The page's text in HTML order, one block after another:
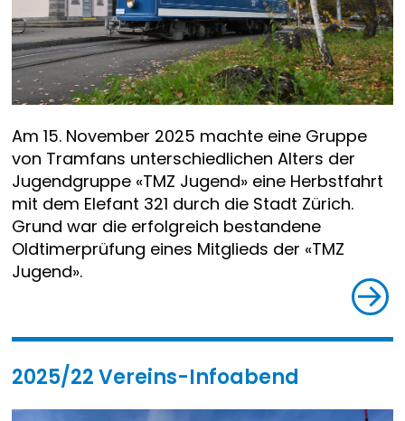
Am 15. November 2025 machte eine Gruppe
von Tramfans unterschiedlichen Alters der
Jugendgruppe «TMZ Jugend» eine Herbstfahrt
mit dem Elefant 321 durch die Stadt Zürich.
Grund war die erfolgreich bestandene
Oldtimerprüfung eines Mitglieds der «TMZ
Jugend».
2025/22 Vereins-Infoabend